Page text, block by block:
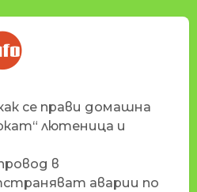
се прави домашна
лютеница и
в
аварии по